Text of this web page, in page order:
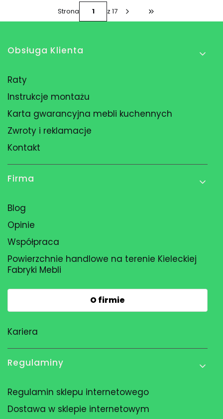
Strona z 17 Przejdź do ostatniej
Linki w stopce
Obsługa Klienta
Raty
Instrukcje montażu
Karta gwarancyjna mebli kuchennych
Zwroty i reklamacje
Kontakt
Firma
Blog
Opinie
Współpraca
Powierzchnie handlowe na terenie Kieleckiej
Fabryki Mebli
O firmie
Kariera
Regulaminy
Regulamin sklepu internetowego
Dostawa w sklepie internetowym